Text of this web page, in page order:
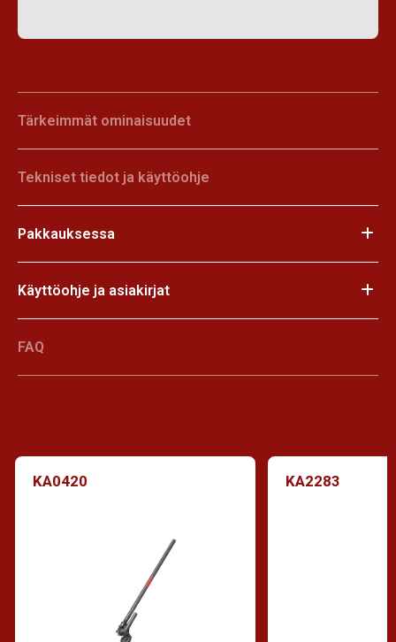
Tärkeimmät ominaisuudet
Tekniset tiedot ja käyttöohje
Pakkauksessa
Käyttöohje ja asiakirjat
FAQ
KA0420 KA2283